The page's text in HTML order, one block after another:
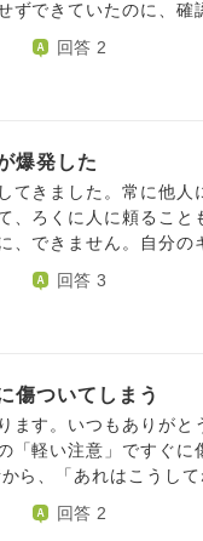
ゼを 唱える僧侶も。
怖いお坊さんが寄って
、好きな音楽アーティ
う」という投稿ですら
国が本当に滅びるよう
ばよかった」と後悔し
な微かな原動力すら
力すら落ち始めていま
ずただただ重い体を引
ずできていたのに、確
使っちゃいけないもの
けない場所に入ってな
と不安になり、大丈夫
す。 少しでも言われ
かったのかなと不安に
どのように考えたらい
回答 2
爆発した
てきました。常に他人
、ろくに人に頼ること
、できません。自分の
たくない。親になんて
解しようとしてないん
友達はいるが、折角
、「どうせ数時間後に
ん。そもそも、何か楽
時がくる」と思って楽
しめる要因の一つです
回答 3
傷ついてしまう
ます。いつもありがと
「軽い注意」ですぐに
ら、「あれはこうして
などといった軽い注意
、また学校でも何度も
回答 2